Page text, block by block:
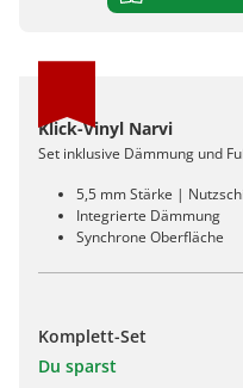
Klick-Vinyl Narvi
Set inklusive Dämmung und
5,5 mm Stärke |
Integrierte Dämmung
Synchrone Oberfläche
Komplett-Set
Du sparst